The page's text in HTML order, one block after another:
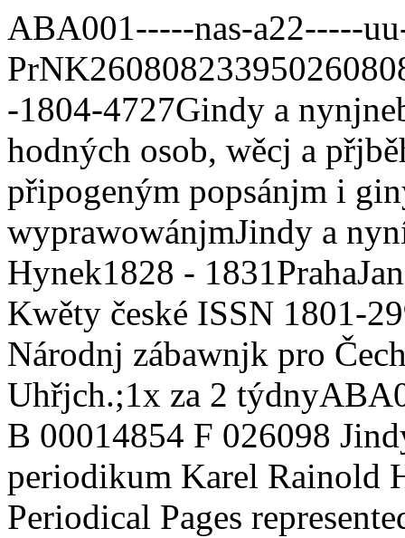
ABA001-----nas-a22-----
PrNK260808233950
-1804-4727Gindy a nynj
hodných osob, wěcj a
připogeným popsánjm i
wyprawowánjmJindy a
Hynek1828 - 1831Praha
Kwěty české ISSN 1801-
Národnj zábawnjk pro
Uhřjch.;1x za 2 týdny
B 00014854 F 026098
periodikum Karel Rainold
Periodical Pages